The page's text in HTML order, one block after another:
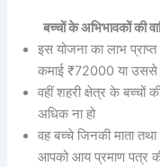
बच्चों के अभिभावकों की
इस योजना का लाभ
कमाई ₹72000 या उससे
वहीं शहरी क्षेत्र के बच्चों
अधिक ना हो
वह बच्चे जिनकी माता तथा
आपको आय प्रमाण पत्र